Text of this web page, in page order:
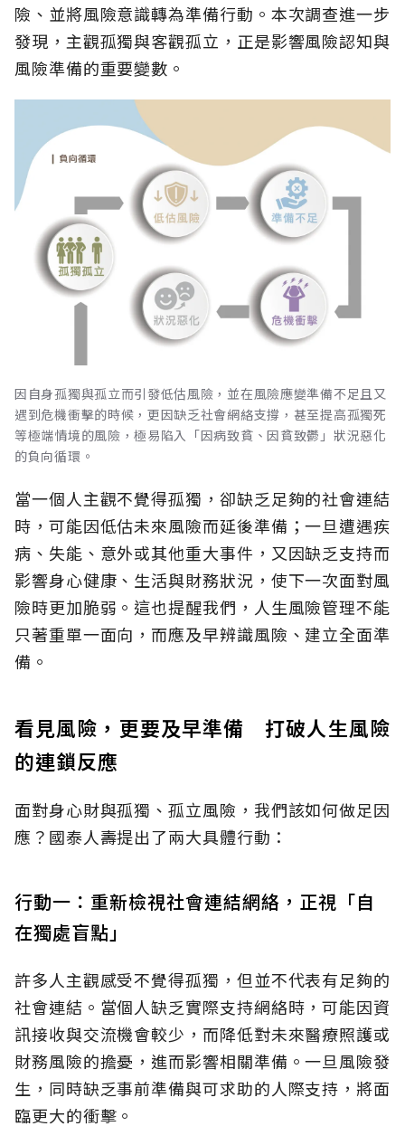
險、並將風險意識轉為準備行動。本次調查進一步
發現，主觀孤獨與客觀孤立，正是影響風險認知與
風險準備的重要變數。
因自身孤獨與孤立而引發低估風險，並在風險應變準備不足且又
遇到危機衝擊的時候，更因缺乏社會網絡支撐，甚至提高孤獨死
等極端情境的風險，極易陷入「因病致貧、因貧致鬱」狀況惡化
的負向循環。
當一個人主觀不覺得孤獨，卻缺乏足夠的社會連結
時，可能因低估未來風險而延後準備；一旦遭遇疾
病、失能、意外或其他重大事件，又因缺乏支持而
影響身心健康、生活與財務狀況，使下一次面對風
險時更加脆弱。這也提醒我們，人生風險管理不能
只著重單一面向，而應及早辨識風險、建立全面準
備。
看見風險，更要及早準備 打破人生風險
的連鎖反應
面對身心財與孤獨、孤立風險，我們該如何做足因
應？國泰人壽提出了兩大具體行動：
行動一：重新檢視社會連結網絡，正視「自
在獨處盲點」
許多人主觀感受不覺得孤獨，但並不代表有足夠的
社會連結。當個人缺乏實際支持網絡時，可能因資
訊接收與交流機會較少，而降低對未來醫療照護或
財務風險的擔憂，進而影響相關準備。一旦風險發
生，同時缺乏事前準備與可求助的人際支持，將面
臨更大的衝擊。